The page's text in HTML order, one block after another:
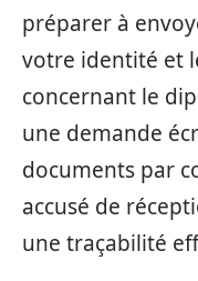
préparer à
votre identité et
concernant le
une demande
documents par
accusé de
une traçabilité